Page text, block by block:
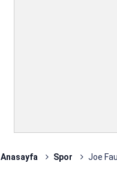
Anasayfa Spor Joe